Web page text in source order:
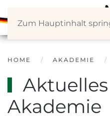
Zum Hauptinhalt
HOME AKADEMIE
Akademie